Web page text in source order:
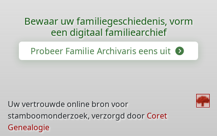
Bewaar uw familiegeschiedenis, vorm
een digitaal familiearchief
Probeer Familie Archivaris eens uit
Uw vertrouwde online bron voor
stamboomonderzoek, verzorgd door Coret
Genealogie